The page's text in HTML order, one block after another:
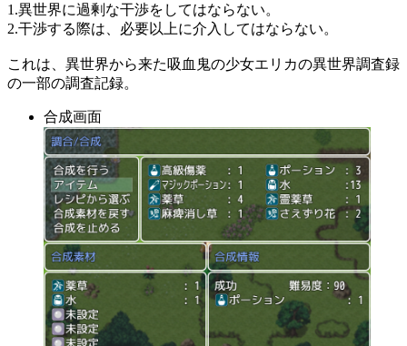
1.異世界に過剰な干渉をしてはならない。
2.干渉する際は、必要以上に介入してはならない。
これは、異世界から来た吸血鬼の少女エリカの異世界調査録
の一部の調査記録。
合成画面